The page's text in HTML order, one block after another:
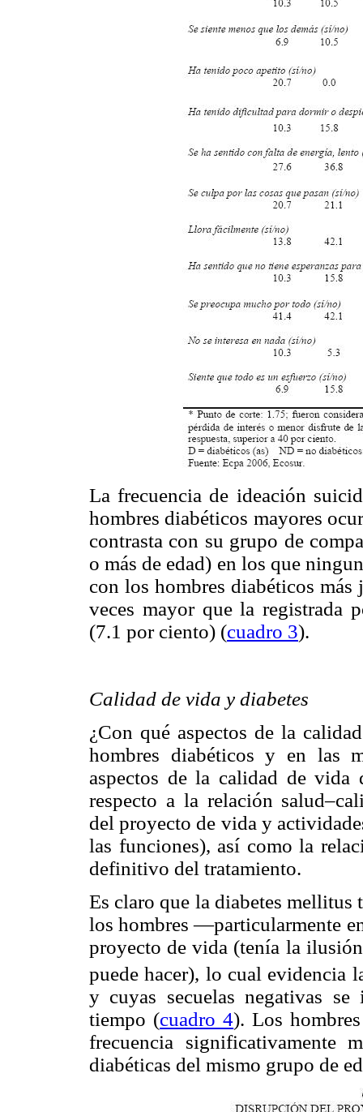
La frecuencia de ideación
hombres diabéticos mayores
contrasta con su grupo de
o más de edad) en los que
con los hombres diabéticos
veces mayor que la registrada
(7.1 por ciento) (cuadro 3).
Calidad de vida y diabetes
¿Con qué aspectos de la
hombres diabéticos y en las
aspectos de la calidad de vida
respecto a la relación
del proyecto de vida y
las funciones), así como la
definitivo del tratamiento.
Es claro que la diabetes
los hombres —particularmente
proyecto de vida (tenía la
puede hacer), lo cual evidencia
y cuyas secuelas negativas
tiempo (cuadro 4). Los
frecuencia significativamente
diabéticas del mismo grupo de